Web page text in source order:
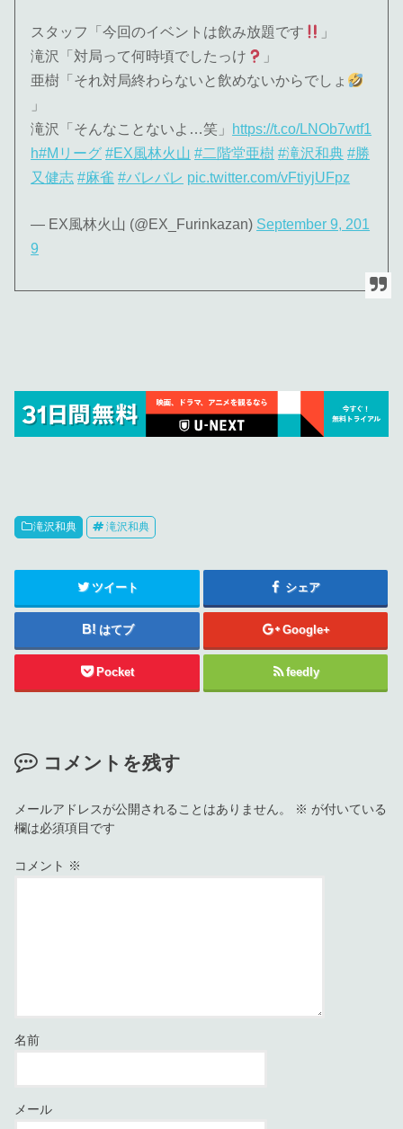
スタッフ「今回のイベントは飲み放題です
」
滝沢「対局って何時頃でしたっけ
」
亜樹「それ対局終わらないと飲めないからでしょ
」
滝沢「そんなことないよ…笑」
https://t.co/LNOb7wtf1
h#Mリーグ #EX風林火山 #二階堂亜樹 #滝沢和典 #勝
又健志 #麻雀 #バレバレ pic.twitter.com/vFtiyjUFpz
— EX風林火山 (@EX_Furinkazan) September 9, 201
9
滝沢和典 滝沢和典
ツイート シェア
はてブ Google+
Pocket feedly
コメントを残す
メールアドレスが公開されることはありません。 ※ が付いている
欄は必須項目です
コメント ※
名前
メール